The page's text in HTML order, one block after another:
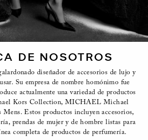
DE NOSOTROS
diseñador de accesorios de lujo y
Su empresa de nombre homónimo fue
actualmente una variedad de productos
Kors Collection, MICHAEL Michael
Estos productos incluyen accesorios,
prendas de mujer y de hombre listas para
completa de productos de perfumería.